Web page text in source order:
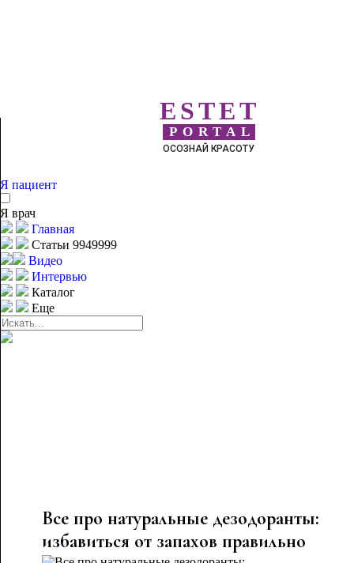
ESTET
PORTAL
ОСОЗНАЙ КРАСОТУ
Я пациент
Я врач
Главная
Статьи 9949999
Видео
Интервью
Каталог
Еще
Все про натуральные дезодоранты:
избавиться от запахов правильно